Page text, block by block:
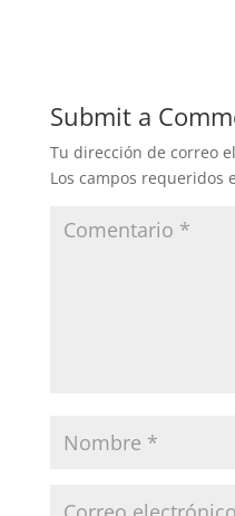
Submit a
Tu dirección de correo
Los campos requeridos